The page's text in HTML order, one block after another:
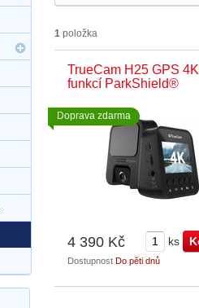
1 položka
TrueCam H25 GPS
funkcí ParkShield®
4 390 Kč ks
Dostupnost Do pěti dnů
Doprava zdarma